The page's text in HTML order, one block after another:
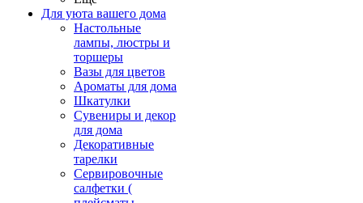
Для уюта вашего дома
Настольные
лампы, люстры и
торшеры
Вазы для цветов
Ароматы для дома
Шкатулки
Сувениры и декор
для дома
Декоративные
тарелки
Сервировочные
салфетки (